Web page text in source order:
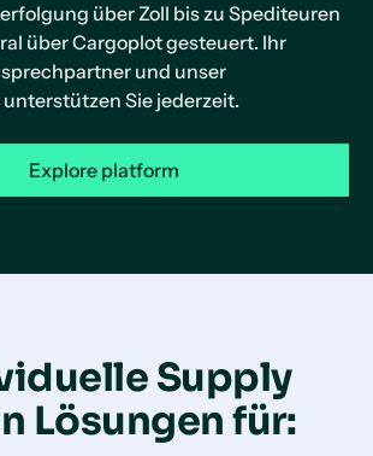
über Zoll bis zu Spediteuren
über Cargoplot gesteuert. Ihr
und unser
Sie jederzeit.
Explore platform
Supply
Lösungen für: